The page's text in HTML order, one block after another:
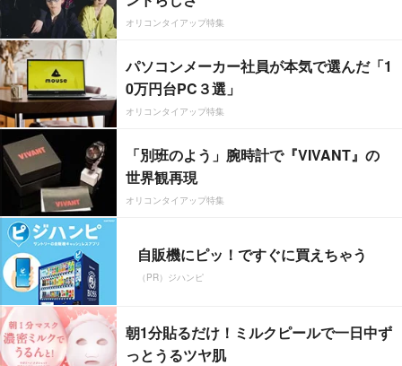
オリコンタイアップ特集
パソコンメーカー社員が本気で選んだ「1
0万円台PC３選」
オリコンタイアップ特集
「別班のよう」腕時計で『VIVANT』の
世界観再現
オリコンタイアップ特集
自販機にピッ！ですぐに買えちゃう
（PR）ジハンピ
朝1分貼るだけ！ミルクピールで一日中ず
っとうるツヤ肌